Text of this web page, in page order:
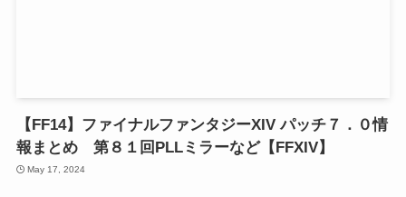
【FF14】ファイナルファンタジーXIV パッチ７．０情
報まとめ 第８１回PLLミラーなど【FFXIV】
May 17, 2024